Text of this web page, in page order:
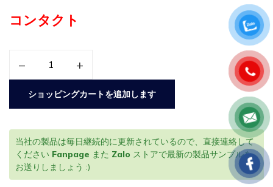
コンタクト
– +
ショッピングカートを追加します
当社の製品は毎日継続的に更新されているので、直接連絡して
ください Fanpage また Zalo ストアで最新の製品サンプルを
お送りしましょう :)